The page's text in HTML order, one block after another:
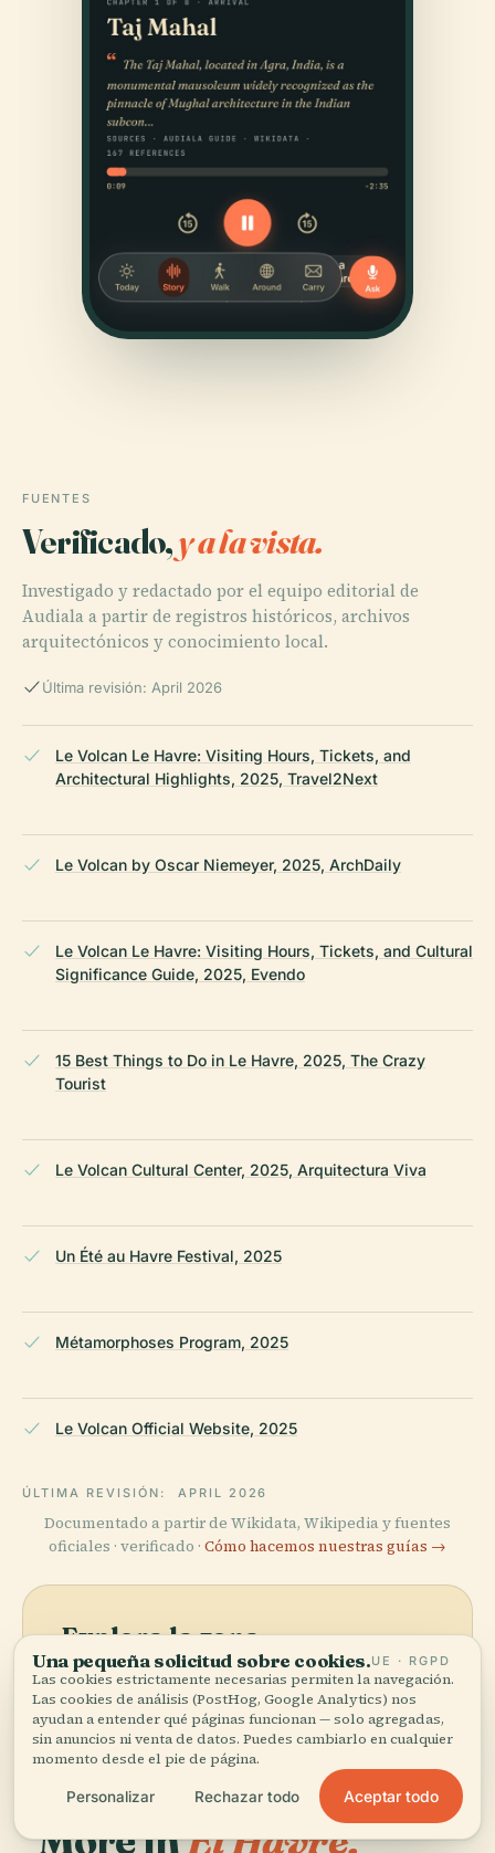
FUENTES
Verificado,y a la vista.
Investigado y redactado por el equipo editorial de
Audiala a partir de registros históricos, archivos
arquitectónicos y conocimiento local.
Última revisión: April 2026
Le Volcan Le Havre: Visiting Hours, Tickets, and
Architectural Highlights, 2025, Travel2Next
Le Volcan by Oscar Niemeyer, 2025, ArchDaily
Le Volcan Le Havre: Visiting Hours, Tickets, and Cultural
Significance Guide, 2025, Evendo
15 Best Things to Do in Le Havre, 2025, The Crazy
Tourist
Le Volcan Cultural Center, 2025, Arquitectura Viva
Un Été au Havre Festival, 2025
Métamorphoses Program, 2025
Le Volcan Official Website, 2025
ÚLTIMA REVISIÓN: APRIL 2026
Documentado a partir de Wikidata, Wikipedia y fuentes
oficiales · verificado · Cómo hacemos nuestras guías →
Explora la zona
Ve El Volcán en el mapa y
descubre qué hay cerca.
Ver mapa
More inEl Havre.
Una pequeña solicitud sobre cookies.UE · RGPD
Las cookies estrictamente necesarias permiten la navegación.
Las cookies de análisis (PostHog, Google Analytics) nos
ayudan a entender qué páginas funcionan — solo agregadas,
sin anuncios ni venta de datos. Puedes cambiarlo en cualquier
momento desde el pie de página.
Personalizar Rechazar todo Aceptar todo